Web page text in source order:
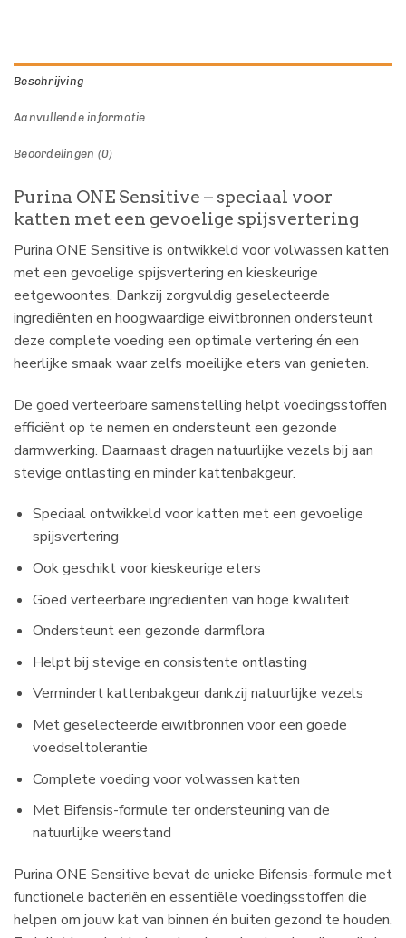
Beschrijving
Aanvullende informatie
Beoordelingen (0)
Purina ONE Sensitive – speciaal voor
katten met een gevoelige spijsvertering
Purina ONE Sensitive is ontwikkeld voor volwassen katten
met een gevoelige spijsvertering en kieskeurige
eetgewoontes. Dankzij zorgvuldig geselecteerde
ingrediënten en hoogwaardige eiwitbronnen ondersteunt
deze complete voeding een optimale vertering én een
heerlijke smaak waar zelfs moeilijke eters van genieten.
De goed verteerbare samenstelling helpt voedingsstoffen
efficiënt op te nemen en ondersteunt een gezonde
darmwerking. Daarnaast dragen natuurlijke vezels bij aan
stevige ontlasting en minder kattenbakgeur.
Speciaal ontwikkeld voor katten met een gevoelige
spijsvertering
Ook geschikt voor kieskeurige eters
Goed verteerbare ingrediënten van hoge kwaliteit
Ondersteunt een gezonde darmflora
Helpt bij stevige en consistente ontlasting
Vermindert kattenbakgeur dankzij natuurlijke vezels
Met geselecteerde eiwitbronnen voor een goede
voedseltolerantie
Complete voeding voor volwassen katten
Met Bifensis-formule ter ondersteuning van de
natuurlijke weerstand
Purina ONE Sensitive bevat de unieke Bifensis-formule met
functionele bacteriën en essentiële voedingsstoffen die
helpen om jouw kat van binnen én buiten gezond te houden.